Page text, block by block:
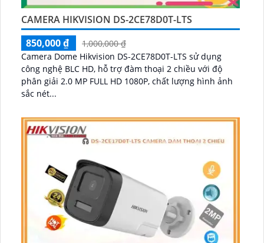
CAMERA HIKVISION DS-2CE78D0T-LTS
850,000 ₫
1,000,000 ₫
Camera Dome Hikvision DS-2CE78D0T-LTS sử dụng
công nghệ BLC HD, hỗ trợ đàm thoại 2 chiều với độ
phân giải 2.0 MP FULL HD 1080P, chất lượng hình ảnh
sắc nét...